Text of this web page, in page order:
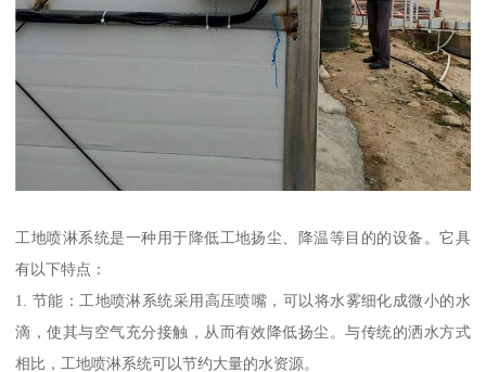
工地喷淋系统是一种用于降低工地扬尘、降温等目的的设备。它具
有以下特点：
1. 节能：工地喷淋系统采用高压喷嘴，可以将水雾细化成微小的水
滴，使其与空气充分接触，从而有效降低扬尘。与传统的洒水方式
相比，工地喷淋系统可以节约大量的水资源。